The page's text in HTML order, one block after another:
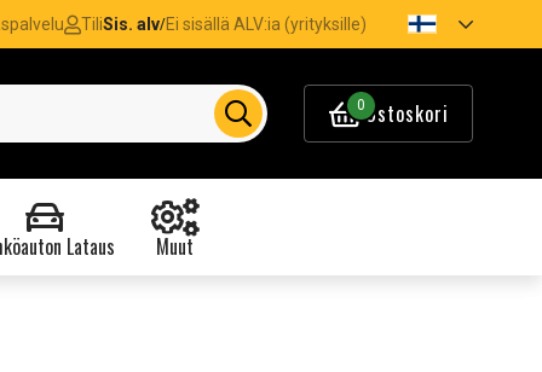
TiliSis. alv/Ei sisällä ALV:ia (yrityksille)
0Ostoskori
Lataus Muut